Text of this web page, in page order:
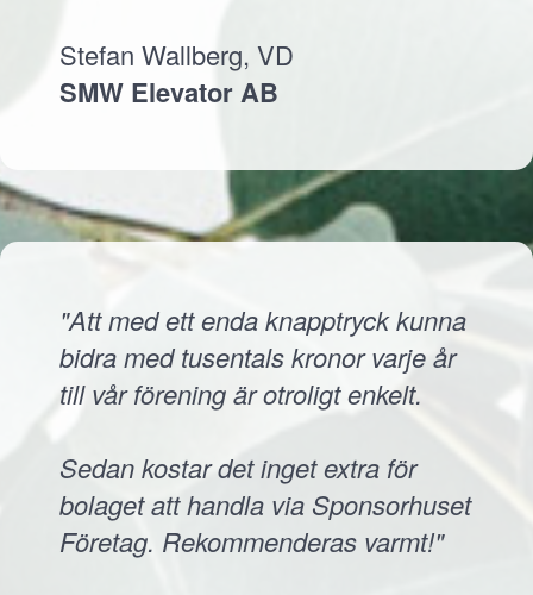
Stefan Wallberg, VD
SMW Elevator AB
"Att med ett enda knapptryck kunna
bidra med tusentals kronor varje år
till vår förening är otroligt enkelt.
Sedan kostar det inget extra för
bolaget att handla via Sponsorhuset
Företag. Rekommenderas varmt!"